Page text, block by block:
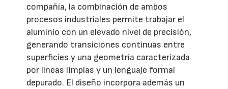
compañía, la combinación de ambos
procesos industriales permite trabajar el
aluminio con un elevado nivel de precisión,
generando transiciones continuas entre
superficies y una geometría caracterizada
por líneas limpias y un lenguaje formal
depurado. El diseño incorpora además un